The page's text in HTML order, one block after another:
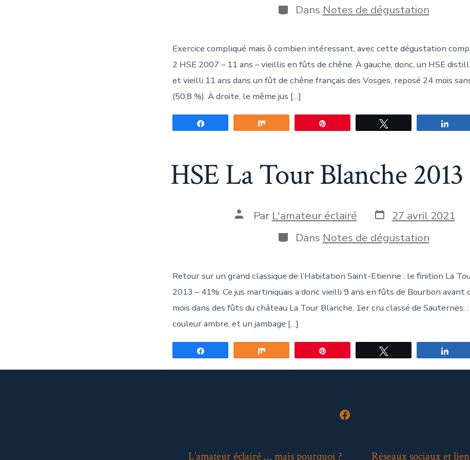
publication
Catégories
Dans Notes de dégustation
Exercice compliqué mais ô combien intéressant, avec cette dégustation
2 HSE 2007 – 11 ans – vieillis en fûts de chêne. À gauche, donc, un HSE
et vieilli 11 ans dans un fût de chêne français des Vosges, reposé 24 mois
(50,8 %). À droite, le même jus […]
HSE La Tour Blanche 2013
Auteur
publication
Par L'amateur éclairé Date
de
publication
27 avril 2021
Catégories
Dans Notes de dégustation
Retour sur un grand classique de l’Habitation Saint-Etienne : le finition La
2013 – 41%. Ce jus martiniquais a donc vieilli 9 ans en fûts de Bourbon avant
mois dans des fûts du château La Tour Blanche, 1er cru classé de Sauternes.
couleur ambre, et un jambage […]
Open
L’amateur éclairé … mais pourquoi ? Réseaux sociaux et